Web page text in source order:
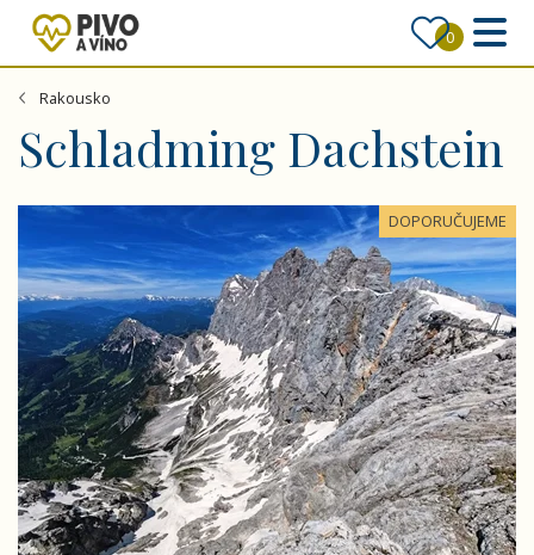
0
Rakousko
Schladming Dachstein
DOPORUČUJEME
Velkolepý Dachstein se slevovou kartou